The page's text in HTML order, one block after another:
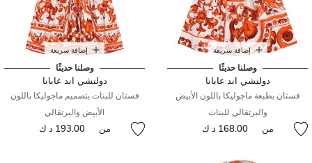
إضافة سريعة
وصلنا حديثًا
دولتشي اند غابانا
فستان بطبعة ماجوليكا باللون الأبيض
والبرتقالي للبنات
من 168.00 د ك
إضافة سريعة
وصلنا حديثًا
دولتشي اند غابانا
فستان للبنات بتصميم ماجوليكا باللون
الأبيض والبرتقالي
من 193.00 د ك